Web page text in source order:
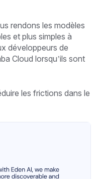
rendons les modèles
et plus simples à
développeurs de
Cloud lorsqu’ils sont
les frictions dans le